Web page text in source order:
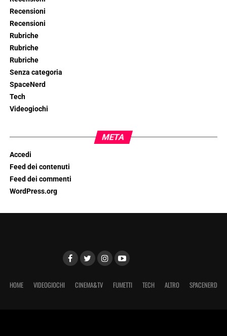
Recensioni
Recensioni
Rubriche
Rubriche
Rubriche
Senza categoria
SpaceNerd
Tech
Videogiochi
META
Accedi
Feed dei contenuti
Feed dei commenti
WordPress.org
HOME VIDEOGIOCHI CINEMA&TV FUMETTI TECH ALTRO SPACENERD